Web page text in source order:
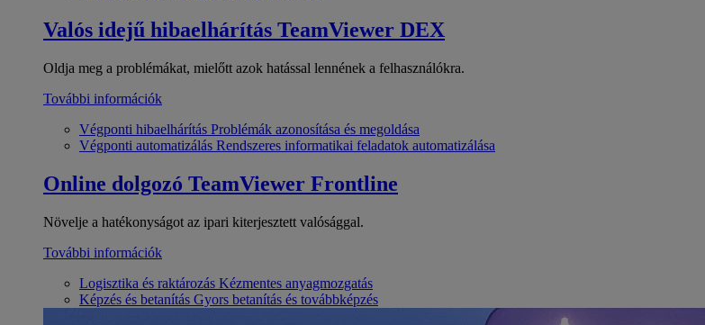
Valós idejű hibaelhárítás TeamViewer DEX
Oldja meg a problémákat, mielőtt azok hatással lennének a felhasználókra.
További információk
Végponti hibaelhárítás Problémák azonosítása és megoldása
Végponti automatizálás Rendszeres informatikai feladatok automatizálása
Online dolgozó TeamViewer Frontline
Növelje a hatékonyságot az ipari kiterjesztett valósággal.
További információk
Logisztika és raktározás Kézmentes anyagmozgatás
Képzés és betanítás Gyors betanítás és továbbképzés